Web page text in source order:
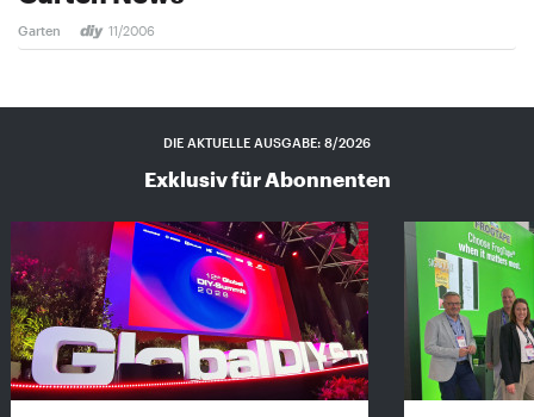
Garten 11/2006
DIE AKTUELLE AUSGABE: 8/2026
Exklusiv für Abonnenten